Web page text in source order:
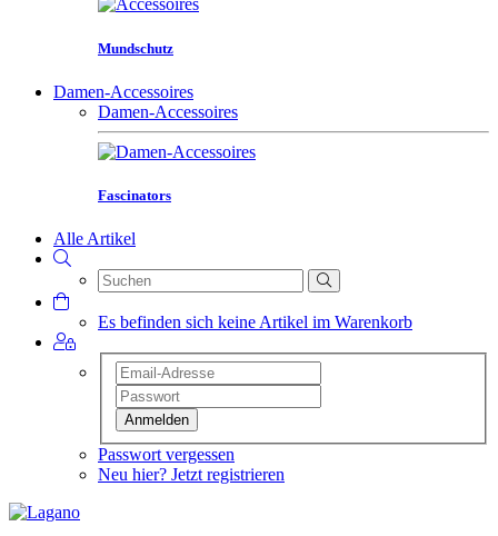
Mundschutz
Damen-Accessoires
Damen-Accessoires
Fascinators
Alle Artikel
Es befinden sich keine Artikel im Warenkorb
Anmelden
Passwort vergessen
Neu hier? Jetzt registrieren